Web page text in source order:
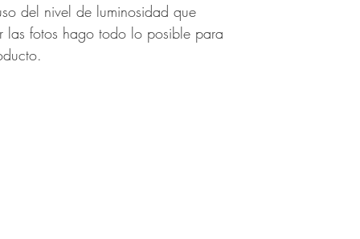
del nivel de luminosidad que
fotos hago todo lo posible para